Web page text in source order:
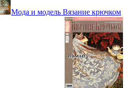
Мода и модель Вязание крючком